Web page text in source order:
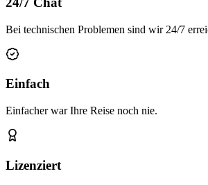
Bei technischen Problemen sind wir 24/7
Einfach
Einfacher war Ihre Reise noch nie.
Lizenziert